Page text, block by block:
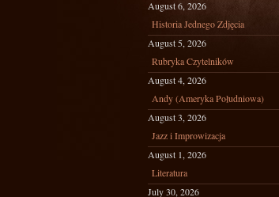
August 6, 2026
Historia Jednego Zdjęcia
August 5, 2026
Rubryka Czytelników
August 4, 2026
Andy (Ameryka Południowa)
August 3, 2026
Jazz i Improwizacja
August 1, 2026
Literatura
July 30, 2026